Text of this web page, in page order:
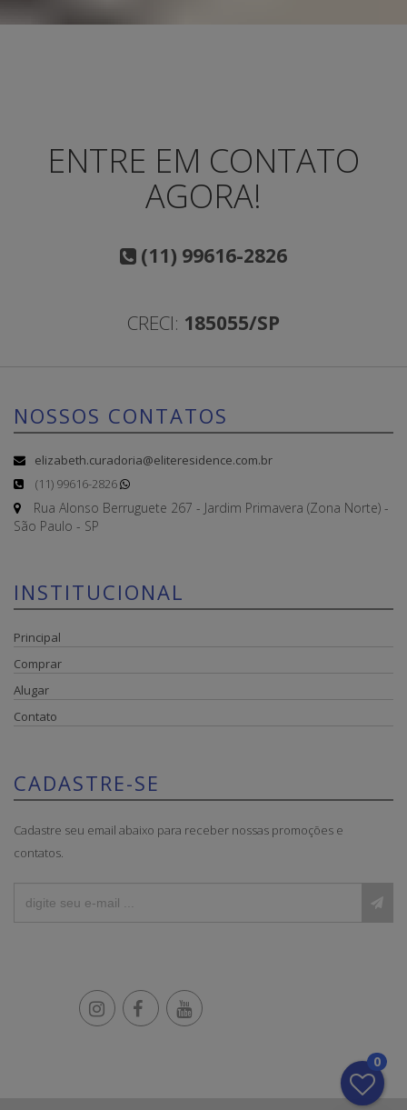
ENTRE EM CONTATO
AGORA!
(11) 99616-2826
CRECI: 185055/SP
NOSSOS CONTATOS
elizabeth.curadoria@eliteresidence.com.br
(11) 99616-2826
Rua Alonso Berruguete 267 - Jardim Primavera (Zona Norte) -
São Paulo - SP
INSTITUCIONAL
Principal
Comprar
Alugar
Contato
CADASTRE-SE
Cadastre seu email abaixo para receber nossas promoções e
contatos.
0